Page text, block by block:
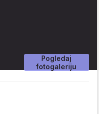
Pogledaj
fotogaleriju